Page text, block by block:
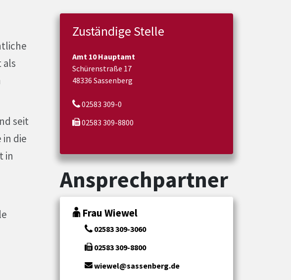
als
seit
in die
in
Zuständige Stelle
Amt 10 Hauptamt
Schürenstraße 17
48336 Sassenberg
02583 309-0
02583 309-8800
Ansprechpartner
Frau Wiewel
02583 309-3060
02583 309-8800
wiewel@sassenberg.de